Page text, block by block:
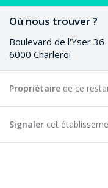
Où nous trouver ?
Boulevard de l'Yser 36
6000 Charleroi
Propriétaire de ce
Signaler cet